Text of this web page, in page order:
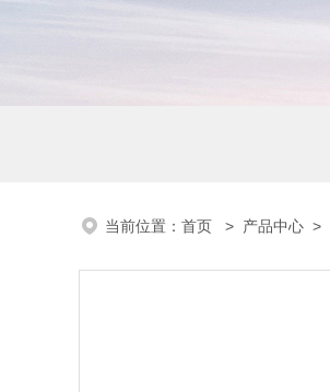
当前位置： 首页 > 产品中心 >